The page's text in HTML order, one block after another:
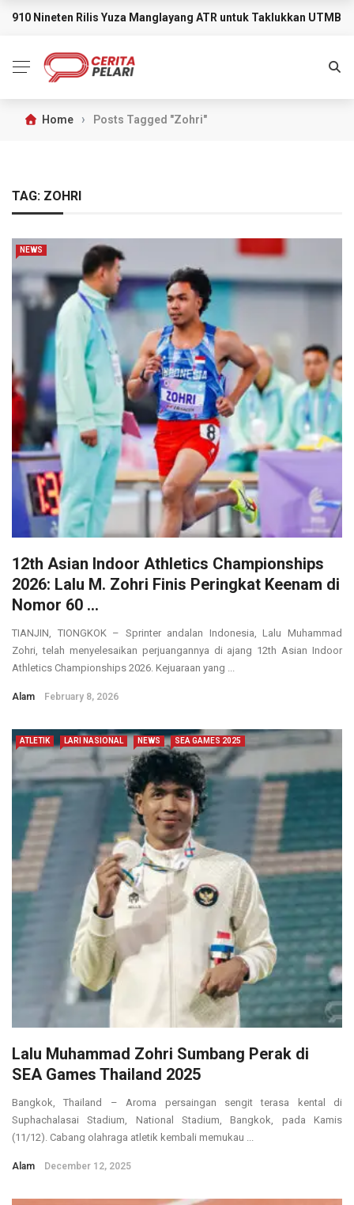
BREAKING NEWS
910 Nineten Rilis Yuza Manglayang ATR untuk Taklukkan UTMB
Home › Posts Tagged "Zohri"
TAG: ZOHRI
NEWS
12th Asian Indoor Athletics Championships
2026: Lalu M. Zohri Finis Peringkat Keenam di
Nomor 60 ...
TIANJIN, TIONGKOK – Sprinter andalan Indonesia, Lalu Muhammad
Zohri, telah menyelesaikan perjuangannya di ajang 12th Asian Indoor
Athletics Championships 2026. Kejuaraan yang ...
Alam February 8, 2026
ATLETIK LARI NASIONAL NEWS SEA GAMES 2025
Lalu Muhammad Zohri Sumbang Perak di
SEA Games Thailand 2025
Bangkok, Thailand – Aroma persaingan sengit terasa kental di
Suphachalasai Stadium, National Stadium, Bangkok, pada Kamis
(11/12). Cabang olahraga atletik kembali memukau ...
Alam December 12, 2025